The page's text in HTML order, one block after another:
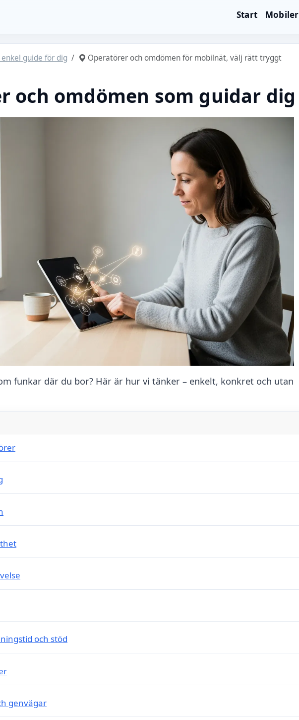
Start Mobiler
guide för dig Operatörer och omdömen för mobilnät, välj rätt tryggt
och omdömen som guidar dig
funkar där du bor? Här är hur vi tänker – enkelt, konkret och utan
och stöd
genvägar